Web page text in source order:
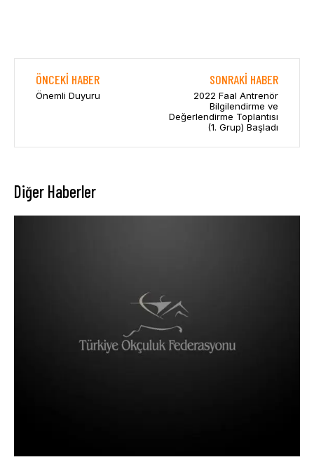
ÖNCEKI HABER
Önemli Duyuru
SONRAKI HABER
2022 Faal Antrenör
Bilgilendirme ve
Değerlendirme Toplantısı
(1. Grup) Başladı
Diğer Haberler